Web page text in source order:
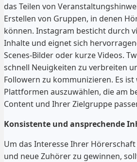
das Teilen von
Erstellen von Gruppen, in denen
können. Instagram besticht durch
Inhalte und eignet sich
Scenes-Bilder oder kurze Videos.
schnell Neuigkeiten zu verbreiten
Followern zu kommunizieren. Es
Plattformen auszuwählen, die am
Content und Ihrer Zielgruppe
Konsistente und ansprechende
Um das Interesse Ihrer
und neue Zuhörer zu gewinnen,